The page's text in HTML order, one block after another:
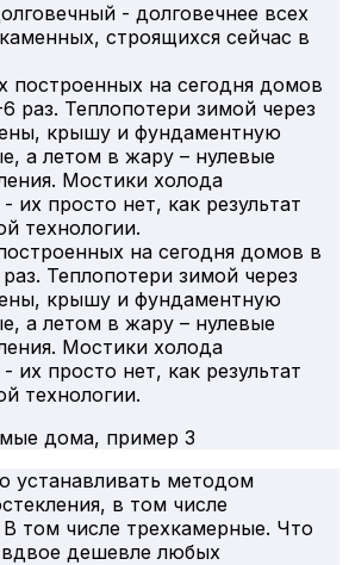
- долговечнее всех
строящихся сейчас в
на сегодня домов в
Теплопотери зимой через
крышу и фундаментную
а летом в жару – нулевые
Мостики холода
их просто нет, как результат
технологии.